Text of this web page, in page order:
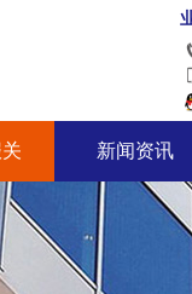
新闻资讯